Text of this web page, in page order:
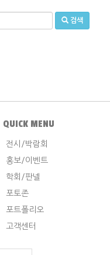
검색
QUICK MENU
전시/박람회
홍보/이벤트
학회/판넬
포토존
포트폴리오
고객센터